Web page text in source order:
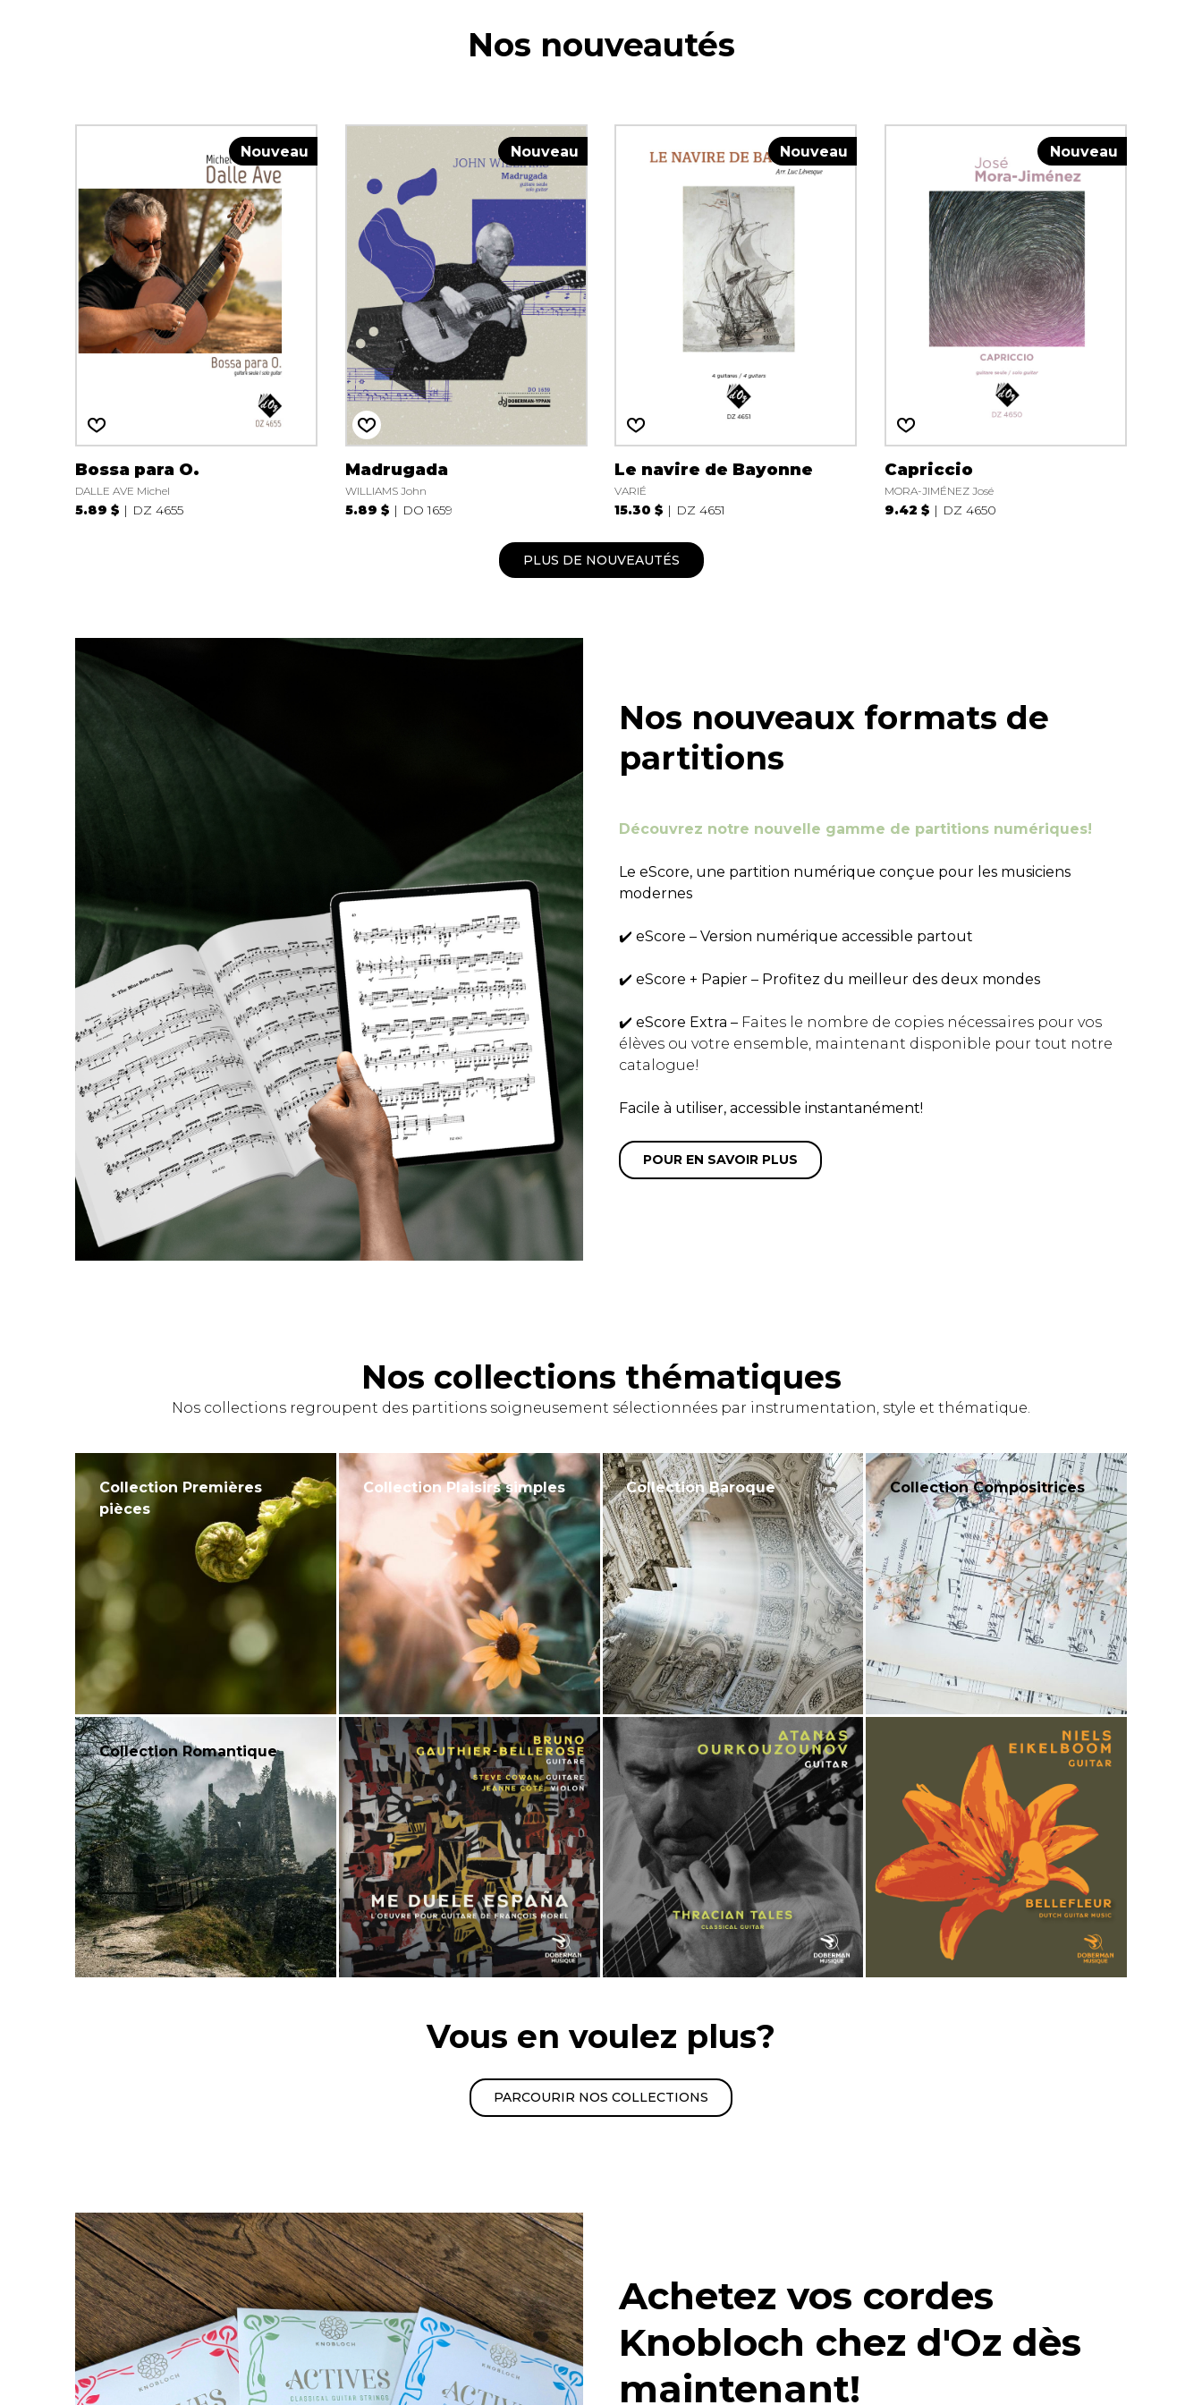
Nos nouveautés
Nouveau
Bossa para O.
DALLE AVE Michel
5.89 $ DZ 4655
Nouveau
Madrugada
WILLIAMS John
5.89 $ DO 1659
Nouveau
Le navire de Bayonne
VARIÉ
15.30 $ DZ 4651
Nouveau
Capriccio
MORA-JIMÉNEZ José
9.42 $ DZ 4650
PLUS DE NOUVEAUTÉS
Nos nouveaux formats de
partitions
Découvrez notre nouvelle gamme de partitions numériques!
Le eScore, une partition numérique conçue pour les musiciens
modernes
✔️ eScore – Version numérique accessible partout
✔️ eScore + Papier – Profitez du meilleur des deux mondes
✔️ eScore Extra – Faites le nombre de copies nécessaires pour vos
élèves ou votre ensemble, maintenant disponible pour tout notre
catalogue!
Facile à utiliser, accessible instantanément!
POUR EN SAVOIR PLUS
Nos collections thématiques
Nos collections regroupent des partitions soigneusement sélectionnées par instrumentation, style et thématique.
Collection Premières
pièces
Collection Plaisirs simples Collection Baroque Collection Compositrices
Collection Romantique
Vous en voulez plus?
PARCOURIR NOS COLLECTIONS
Achetez vos cordes
Knobloch chez d'Oz dès
maintenant!